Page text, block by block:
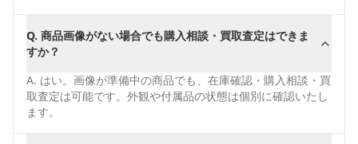
Q. 商品画像がない場合でも購入相談・買取査定はできま
すか？
A. はい。画像が準備中の商品でも、在庫確認・購入相談・買
取査定は可能です。外観や付属品の状態は個別に確認いたし
ます。